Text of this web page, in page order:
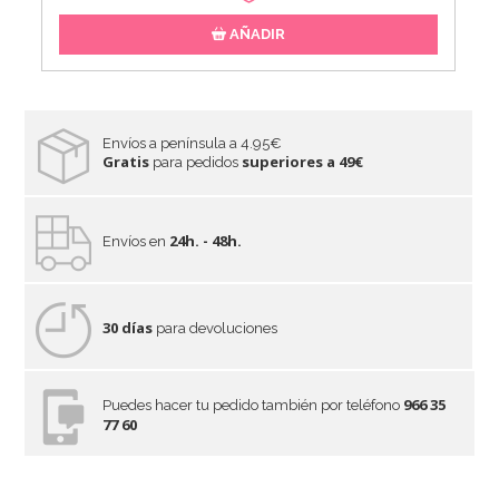
AÑADIR
Globo Foil Nº 2 Patrulla Canina 66 cm
Envíos a península a 4.95€
Gratis para pedidos superiores a 49€
Envíos en 24h. - 48h.
30 días para devoluciones
Puedes hacer tu pedido también por teléfono 966 35
77 60